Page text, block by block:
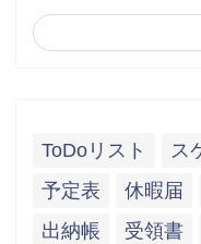
ToDoリスト ス
予定表
休暇届
出納帳
受領書